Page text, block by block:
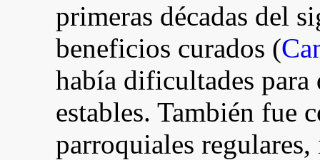
primeras décadas del
beneficios curados (
había dificultades
estables. También fue
parroquiales